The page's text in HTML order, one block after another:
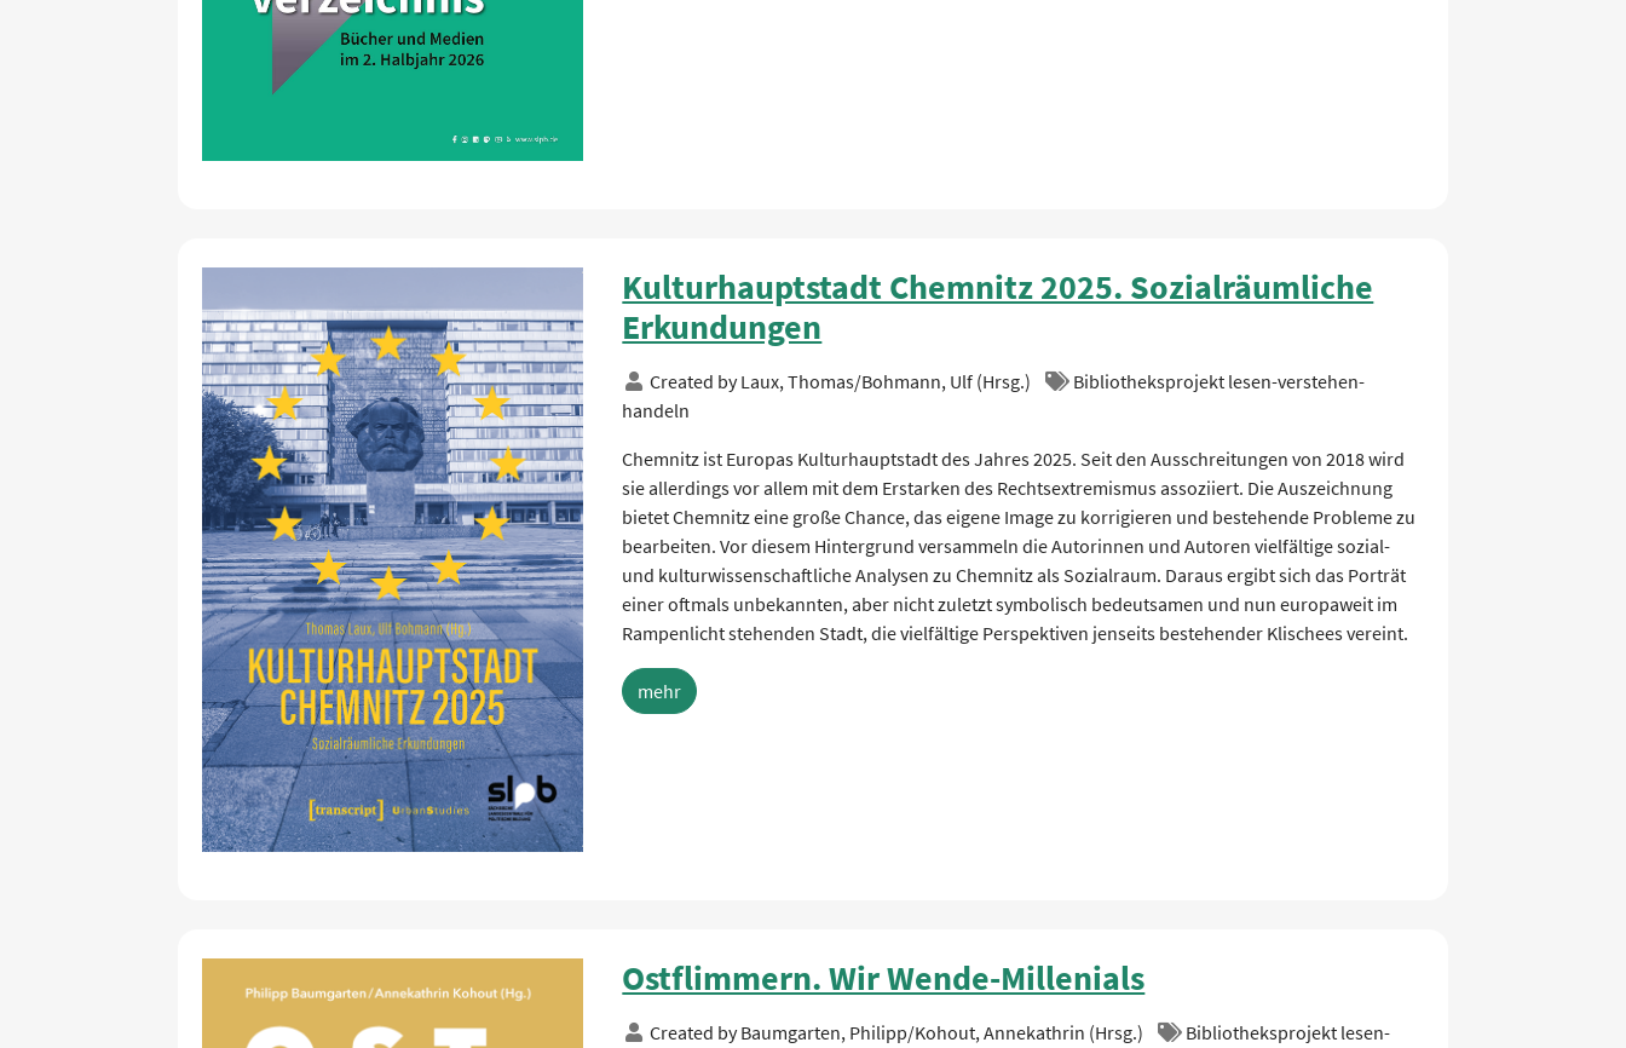
Kulturhauptstadt Chemnitz 2025. Sozialräumliche
Erkundungen
Created byLaux, Thomas/Bohmann, Ulf (Hrsg.)
Bibliotheksprojekt lesen-verstehen-
handeln
Chemnitz ist Europas Kulturhauptstadt des Jahres 2025. Seit den Ausschreitungen von 2018 wird
sie allerdings vor allem mit dem Erstarken des Rechtsextremismus assoziiert. Die Auszeichnung
bietet Chemnitz eine große Chance, das eigene Image zu korrigieren und bestehende Probleme zu
bearbeiten. Vor diesem Hintergrund versammeln die Autorinnen und Autoren vielfältige sozial-
und kulturwissenschaftliche Analysen zu Chemnitz als Sozialraum. Daraus ergibt sich das Porträt
einer oftmals unbekannten, aber nicht zuletzt symbolisch bedeutsamen und nun europaweit im
Rampenlicht stehenden Stadt, die vielfältige Perspektiven jenseits bestehender Klischees vereint.
mehr
Ostflimmern. Wir Wende-Millenials
Created byBaumgarten, Philipp/Kohout, Annekathrin (Hrsg.)
Bibliotheksprojekt lesen-